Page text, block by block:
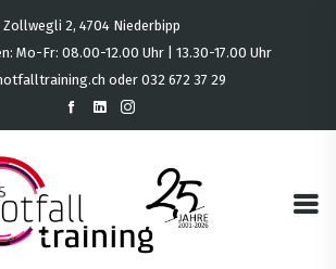
Zollwegli 2, 4704 Niederbipp
Mo-Fr: 08.00-12.00 Uhr | 13.30-17.00 Uhr
oder 032 672 37 29